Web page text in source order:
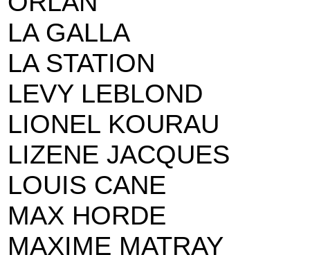
LA GALLA
LA STATION
LEVY LEBLOND
LIONEL KOURAU
LIZENE JACQUES
LOUIS CANE
MAX HORDE
MAXIME MATRAY